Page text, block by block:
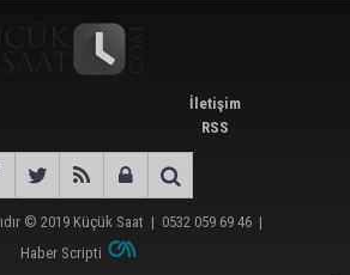
İletişim
RSS
© 2019 Küçük Saat | 0532 059 69 46 |
Haber Scripti